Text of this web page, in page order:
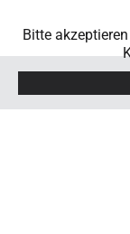
Bitte